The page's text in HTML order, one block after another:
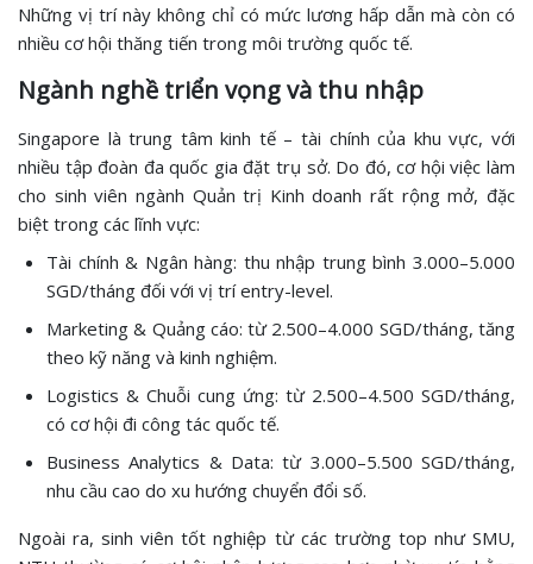
Những vị trí này không chỉ có mức lương hấp dẫn mà còn có
nhiều cơ hội thăng tiến trong môi trường quốc tế.
Ngành nghề triển vọng và thu nhập
Singapore là trung tâm kinh tế – tài chính của khu vực, với
nhiều tập đoàn đa quốc gia đặt trụ sở. Do đó, cơ hội việc làm
cho sinh viên ngành Quản trị Kinh doanh rất rộng mở, đặc
biệt trong các lĩnh vực:
Tài chính & Ngân hàng: thu nhập trung bình 3.000–5.000
SGD/tháng đối với vị trí entry-level.
Marketing & Quảng cáo: từ 2.500–4.000 SGD/tháng, tăng
theo kỹ năng và kinh nghiệm.
Logistics & Chuỗi cung ứng: từ 2.500–4.500 SGD/tháng,
có cơ hội đi công tác quốc tế.
Business Analytics & Data: từ 3.000–5.500 SGD/tháng,
nhu cầu cao do xu hướng chuyển đổi số.
Ngoài ra, sinh viên tốt nghiệp từ các trường top như SMU,